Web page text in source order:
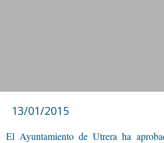
13/01/2015
El Ayuntamiento de Utrera ha